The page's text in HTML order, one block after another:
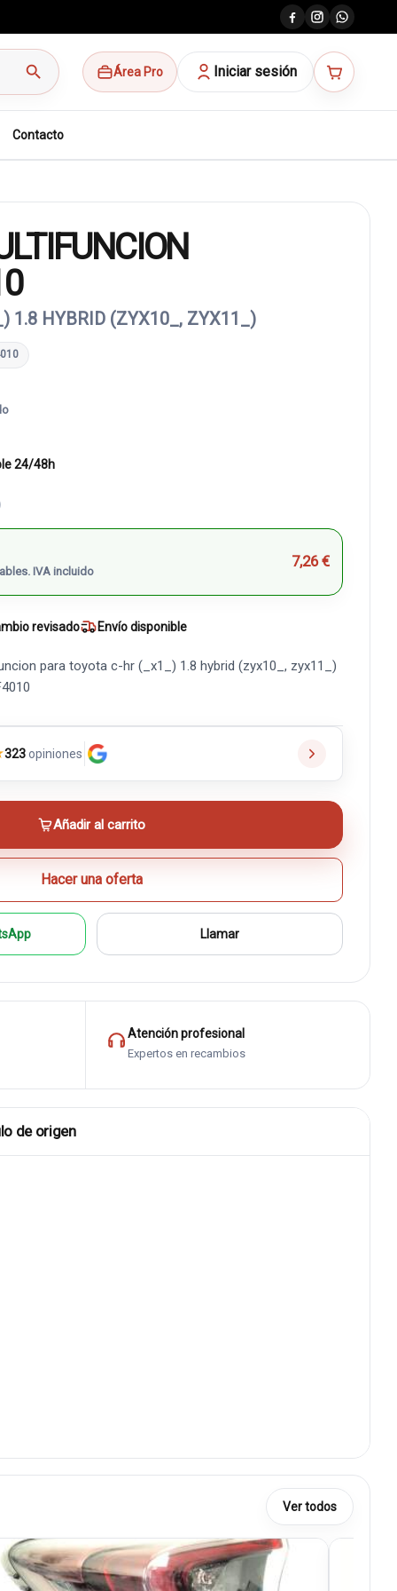
search Área Pro Iniciar sesión
Contacto
1.8 HYBRID (ZYX10_, ZYX11_)
24/48h
IVA incluido
7,26 €
revisado Envío disponible
para toyota c-hr (_x1_) 1.8 hybrid (zyx10_, zyx11_)
323opiniones
Añadir al carrito
Hacer una oferta
Llamar
Atención profesional
Expertos en recambios
de origen
Ver todos